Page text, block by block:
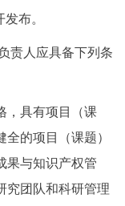
布。
人应具备下列条
具有项目（课
的项目（课题）
果与知识产权管
究团队和科研管理